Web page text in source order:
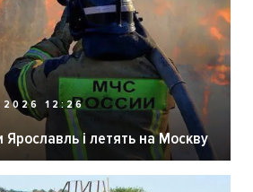
12:26
і летять на Москву